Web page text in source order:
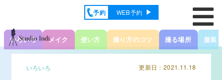
予約 WEB予約
いろいろ メイク 使い方 撮り方のコツ 撮る場所 服装
いろいろ 更新日：2021.11.18